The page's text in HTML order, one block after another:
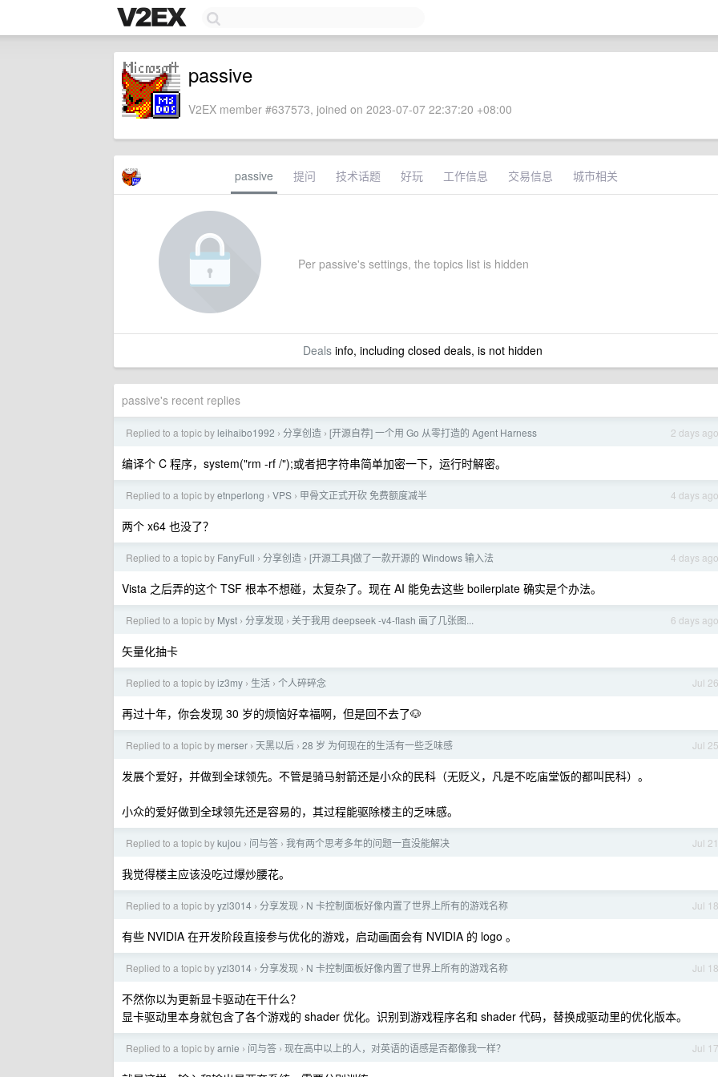
passive
V2EX member #637573, joined on 2023-07-07 22:37:20 +08:00
passive 提问 技术话题 好玩 工作信息 交易信息 城市相关
Per passive's settings, the topics list is hidden
Dealsinfo, including closed deals, is not hidden
passive's recent replies
2 days ago
Replied to a topic by leihaibo1992 › 分享创造 › [开源自荐] 一个用 Go 从零打造的 Agent Harness
编译个 C 程序，system("rm -rf /");或者把字符串简单加密一下，运行时解密。
4 days ago
Replied to a topic byetnperlong › VPS › 甲骨文正式开砍 免费额度减半
两个 x64 也没了？
4 days ago
Replied to a topic by FanyFull › 分享创造 › [开源工具]做了一款开源的 Windows 输入法
Vista 之后弄的这个 TSF 根本不想碰，太复杂了。现在 AI 能免去这些 boilerplate 确实是个办法。
6 days ago
Replied to a topic by Myst › 分享发现 › 关于我用 deepseek -v4-flash 画了几张图...
矢量化抽卡
Jul 26
Replied to a topic byiz3my › 生活 › 个人碎碎念
再过十年，你会发现 30 岁的烦恼好幸福啊，但是回不去了🐶
Jul 25
Replied to a topic by merser › 天黑以后 › 28 岁 为何现在的生活有一些乏味感
发展个爱好，并做到全球领先。不管是骑马射箭还是小众的民科（无贬义，凡是不吃庙堂饭的都叫民科）。
小众的爱好做到全球领先还是容易的，其过程能驱除楼主的乏味感。
Jul 21
Replied to a topic bykujou › 问与答 › 我有两个思考多年的问题一直没能解决
我觉得楼主应该没吃过爆炒腰花。
Jul 18
Replied to a topic byyzl3014 › 分享发现 › N 卡控制面板好像内置了世界上所有的游戏名称
有些 NVIDIA 在开发阶段直接参与优化的游戏，启动画面会有 NVIDIA 的 logo 。
Jul 18
Replied to a topic byyzl3014 › 分享发现 › N 卡控制面板好像内置了世界上所有的游戏名称
不然你以为更新显卡驱动在干什么？
显卡驱动里本身就包含了各个游戏的 shader 优化。识别到游戏程序名和 shader 代码，替换成驱动里的优化版本。
Jul 17
Replied to a topic byarnie › 问与答 › 现在高中以上的人，对英语的语感是否都像我一样？